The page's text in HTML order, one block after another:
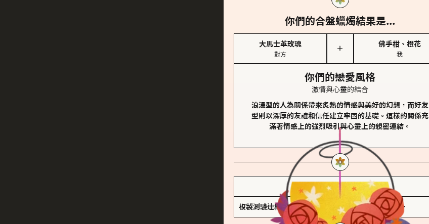
你們的合盤蠟燭結果是...
大馬士革玫瑰
對方
＋
佛手柑、橙花
我
你們的戀愛風格
激情與心靈的結合
浪漫型的人為關係帶來炙熱的情感與美好的幻想，而好友
型則以深厚的友誼和信任建立牢固的基礎。這樣的關係充
滿著情感上的強烈吸引與心靈上的親密連結。
儲存我的結果圖
複製測驗連結 查看香氛類型全解析 >>>